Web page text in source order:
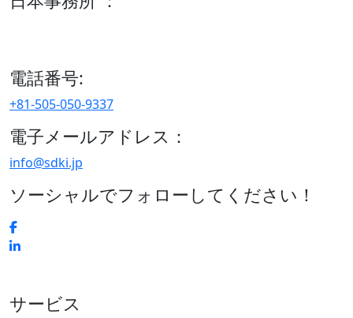
電話番号:
+81-505-050-9337
電子メールアドレス：
info@sdki.jp
ソーシャルでフォローしてください！
サービス